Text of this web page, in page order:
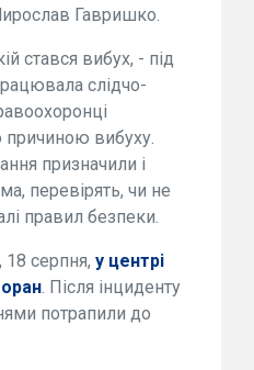
Гавришко.
стався вибух, - під
слідчо-
причиною вибуху.
призначили і
перевірять, чи не
правил безпеки.
серпня, у центрі
. Після інциденту
потрапили до